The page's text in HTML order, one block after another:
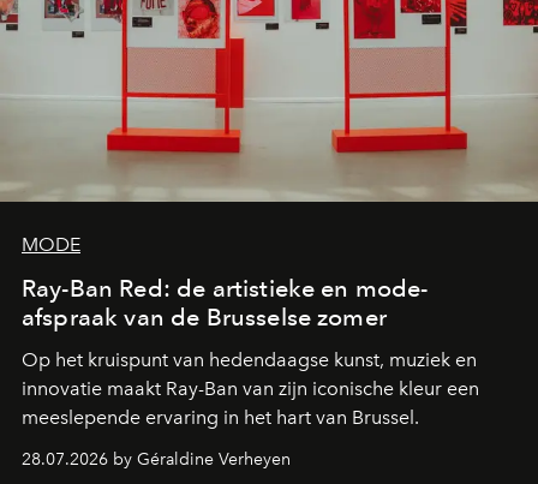
MODE
Ray-Ban Red: de artistieke en mode-
afspraak van de Brusselse zomer
Op het kruispunt van hedendaagse kunst, muziek en
innovatie maakt Ray-Ban van zijn iconische kleur een
meeslepende ervaring in het hart van Brussel.
28.07.2026 by Géraldine Verheyen